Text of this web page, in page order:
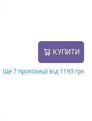
КУПИТИ
Ще 7 пропозиції від 1193 грн